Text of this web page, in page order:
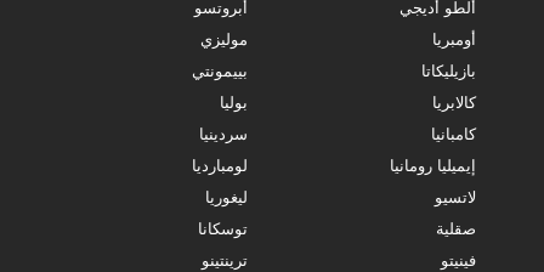
ألطو أديجي
أبروتسو
أومبريا
موليزي
بازيليكاتا
بييمونتي
كالابريا
بوليا
كامبانيا
سردينيا
إيميليا رومانيا
لومبارديا
لاتسيو
ليغوريا
صقلية
توسكانا
فينيتو
ترينتينو